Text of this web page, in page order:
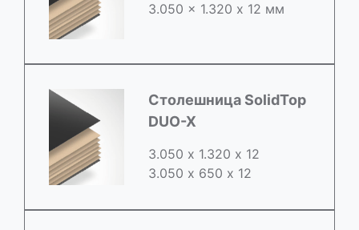
3.050 x 1.320 х 12 мм
Столешница SolidTop
DUO-X
3.050 х 1.320 х 12
3.050 x 650 х 12